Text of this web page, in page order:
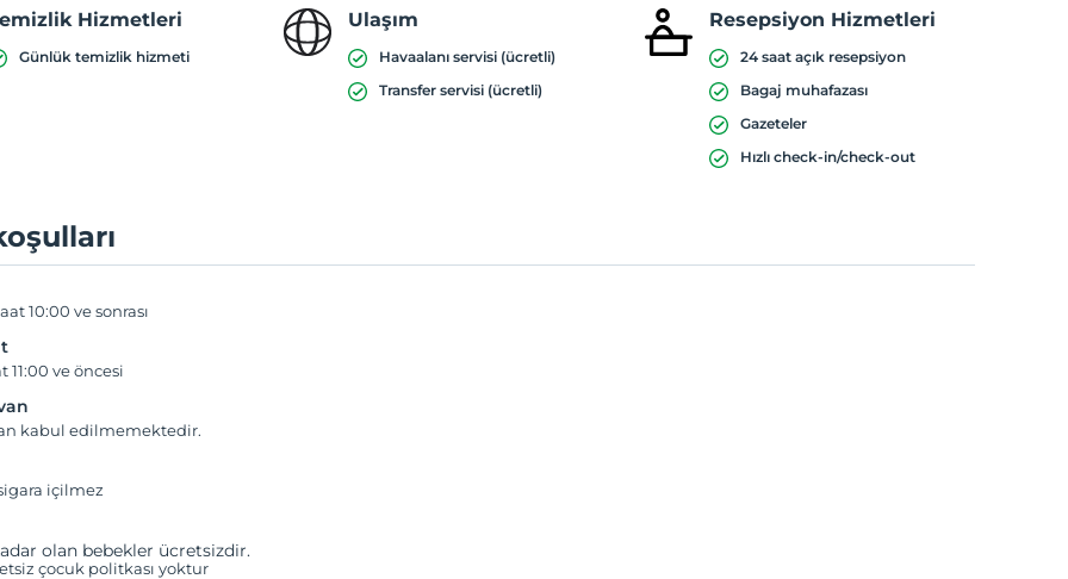
Hizmetleri
Günlük temizlik hizmeti
Ulaşım
Havaalanı servisi (ücretli)
Transfer servisi (ücretli)
Resepsiyon Hizmetleri
24 saat açık resepsiyon
Bagaj muhafazası
Gazeteler
Hızlı check-in/check-out
10:00 ve sonrası
11:00 ve öncesi
kabul edilmemektedir.
içilmez
olan bebekler ücretsizdir.
çocuk politkası yoktur